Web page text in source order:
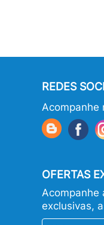
REDES
Acompanhe
OFERTAS
Acompanhe
exclusivas,